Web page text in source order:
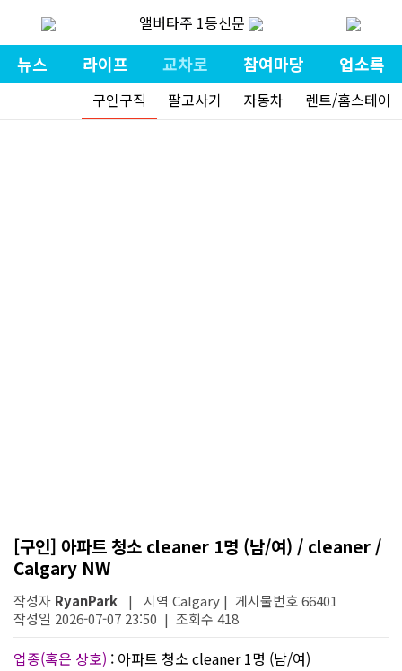
앨버타주 1등신문
뉴스 라이프 교차로 참여마당 업소록
구인구직 팔고사기 자동차 렌트/홈스테이
[구인] 아파트 청소 cleaner 1명 (남/여) / cleaner /
Calgary NW
작성자 RyanPark | 지역 Calgary | 게시물번호 66401
작성일 2026-07-07 23:50 | 조회수 418
업종(혹은 상호) : 아파트 청소 cleaner 1명 (남/여)